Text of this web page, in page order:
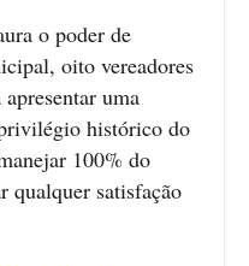
o poder de
oito vereadores
uma
histórico do
100% do
qualquer satisfação